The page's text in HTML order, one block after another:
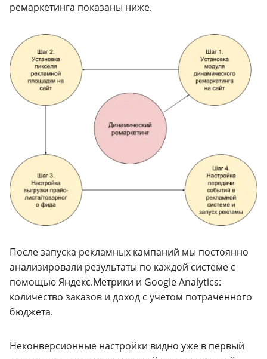
ремаркетинга показаны ниже.
После запуска рекламных кампаний мы постоянно
анализировали результаты по каждой системе с
помощью Яндекс.Метрики и Google Analytics:
количество заказов и доход с учетом потраченного
бюджета.
Неконверсионные настройки видно уже в первый